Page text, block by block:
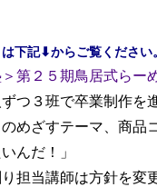
記⬇︎からご覧ください。
第２５期鳥居式ら
つ３班で卒業制作を
めざすテーマ、商品
んだ！」
担当講師は方針を変更